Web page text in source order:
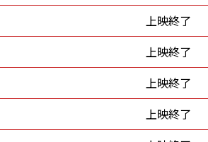
上映終了
上映終了
上映終了
上映終了